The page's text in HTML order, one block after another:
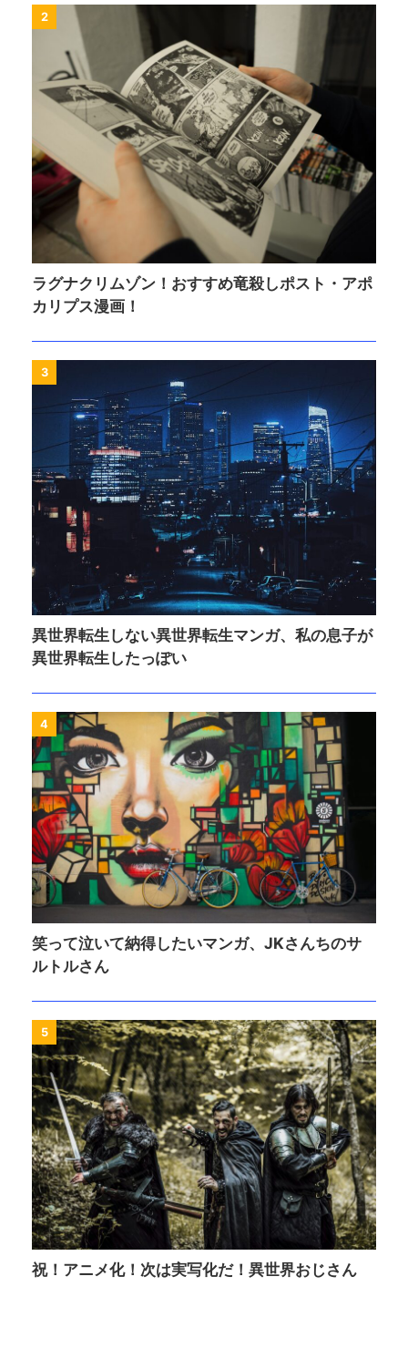
2
ラグナクリムゾン！おすすめ竜殺しポスト・アポ
カリプス漫画！
3
異世界転生しない異世界転生マンガ、私の息子が
異世界転生したっぽい
4
笑って泣いて納得したいマンガ、JKさんちのサ
ルトルさん
5
祝！アニメ化！次は実写化だ！異世界おじさん